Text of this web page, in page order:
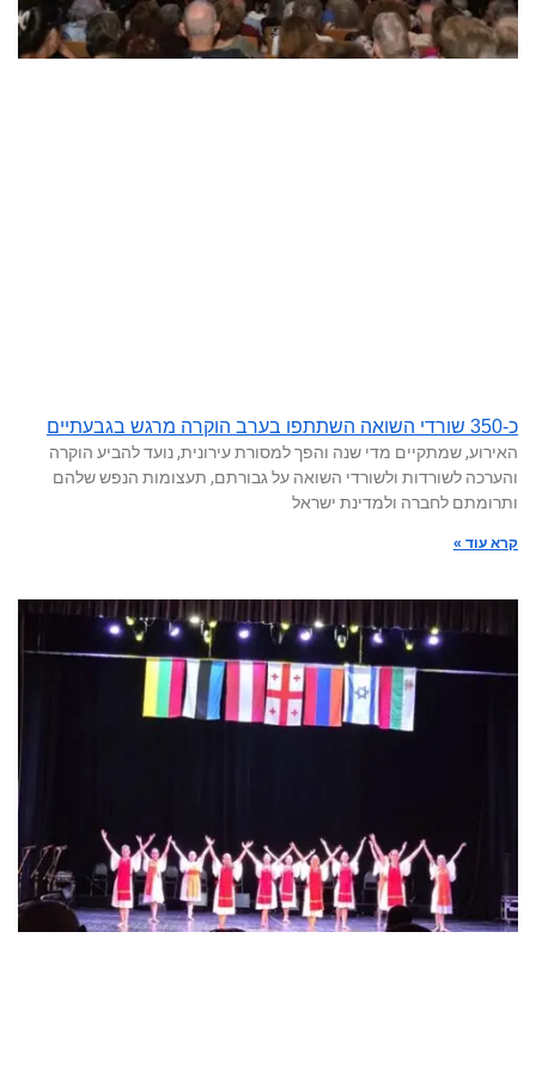
כ-350 שורדי השואה השתתפו בערב הוקרה מרגש בגבעתיים
האירוע, שמתקיים מדי שנה והפך למסורת עירונית, נועד להביע הוקרה
והערכה לשורדות ולשורדי השואה על גבורתם, תעצומות הנפש שלהם
ותרומתם לחברה ולמדינת ישראל
קרא עוד »